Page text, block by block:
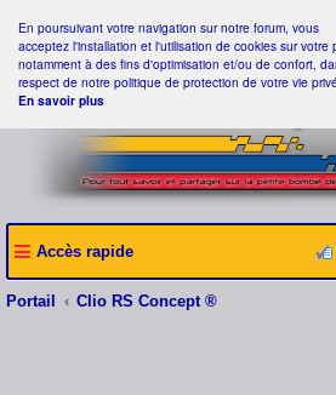
En poursuivant votre navigation sur notre forum, vous
acceptez l'installation et l'utilisation de cookies sur votre
notamment à des fins d'optimisation et/ou de confort,
respect de notre politique de protection de votre vie
En savoir plus
Accès rapide
Portail Clio RS Concept ®